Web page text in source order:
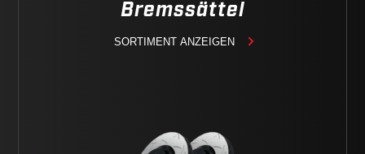
Bremssättel
SORTIMENT ANZEIGEN